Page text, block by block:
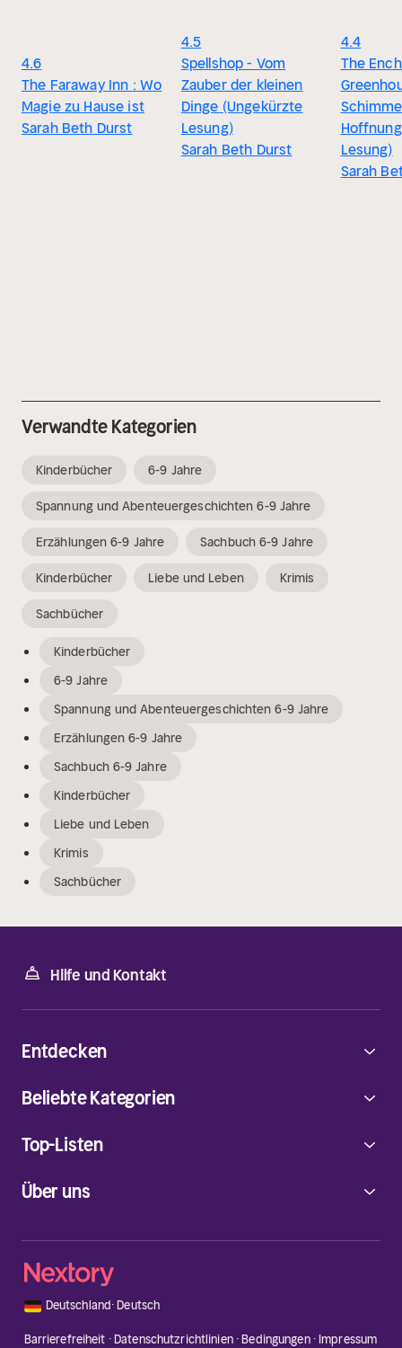
4.6
The Faraway Inn : Wo
Magie zu Hause ist
Sarah Beth Durst
4.5
Spellshop - Vom
Zauber der kleinen
Dinge (Ungekürzte
Lesung)
Sarah Beth Durst
4.4
The
Lesung)
Sarah
Verwandte Kategorien
Kinderbücher 6-9 Jahre
Spannung und Abenteuergeschichten 6-9 Jahre
Erzählungen 6-9 Jahre Sachbuch 6-9 Jahre
Kinderbücher Liebe und Leben Krimis
Sachbücher
Kinderbücher
6-9 Jahre
Spannung und Abenteuergeschichten 6-9 Jahre
Erzählungen 6-9 Jahre
Sachbuch 6-9 Jahre
Kinderbücher
Liebe und Leben
Krimis
Sachbücher
Hilfe und Kontakt
Über uns
Entdecken
Beliebte Kategorien
Top-Listen
🇩🇪 Deutschland·Deutsch
Barrierefreiheit ·Datenschutzrichtlinien·Bedingungen· Impressum